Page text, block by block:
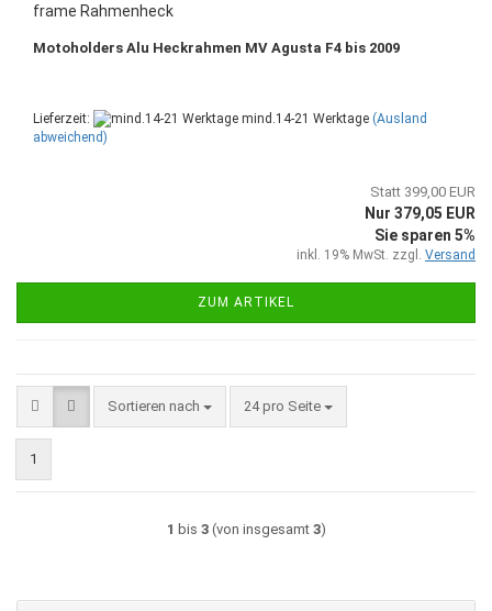
frame Rahmenheck
Motoholders Alu Heckrahmen MV Agusta F4 bis 2009
Lieferzeit: mind.14-21 Werktage (Ausland
abweichend)
Statt 399,00 EUR
Nur 379,05 EUR
Sie sparen 5%
inkl. 19% MwSt. zzgl. Versand
ZUM ARTIKEL
Sortieren nach
Sortieren nach 24 pro Seite
pro Seite
1
1 bis 3(von insgesamt 3)